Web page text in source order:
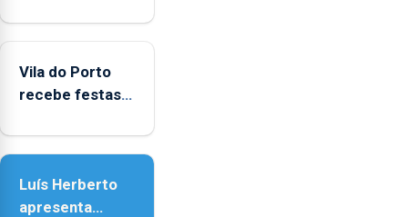
Biblioteca de
Vila do Porto
recebe festas
Nossa Senhora
Luís Herberto
apresenta